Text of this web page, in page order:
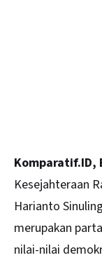
Komparatif.ID,
Kesejahteraan
Harianto
merupakan
nilai-nilai